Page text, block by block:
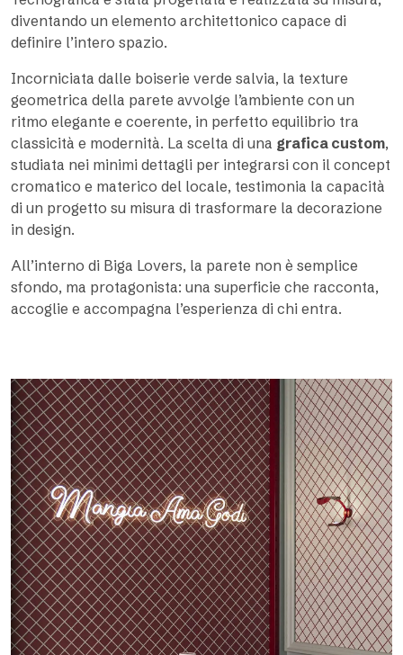
diventando un elemento architettonico capace di
definire l’intero spazio.
Incorniciata dalle boiserie verde salvia, la texture
geometrica della parete avvolge l’ambiente con un
ritmo elegante e coerente, in perfetto equilibrio tra
classicità e modernità. La scelta di una grafica custom,
studiata nei minimi dettagli per integrarsi con il concept
cromatico e materico del locale, testimonia la capacità
di un progetto su misura di trasformare la decorazione
in design.
All’interno di Biga Lovers, la parete non è semplice
sfondo, ma protagonista: una superficie che racconta,
accoglie e accompagna l’esperienza di chi entra.